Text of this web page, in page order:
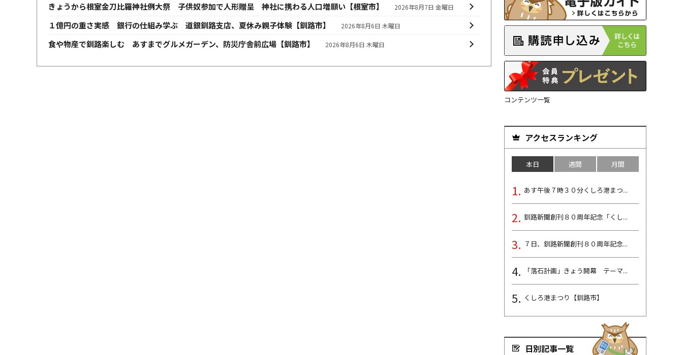
きょうから根室金刀比羅神社例大祭 子供奴参加で人形贈呈 神社に携わる人口増願い【根室市】 2026年8月7日 金曜日
１億円の重さ実感 銀行の仕組み学ぶ 道銀釧路支店、夏休み親子体験【釧路市】 2026年8月6日 木曜日
食や物産で釧路楽しむ あすまでグルメガーデン、防災庁舎前広場【釧路市】 2026年8月6日 木曜日
コンテンツ一覧
アクセスランキング
本日 週間 月間
あす午後７時３０分くしろ港まつ...
釧路新聞創刊８０周年記念「くし...
７日、釧路新聞創刊８０周年記念...
「落石計画」きょう開幕 テーマ...
くしろ港まつり【釧路市】
日別記事一覧